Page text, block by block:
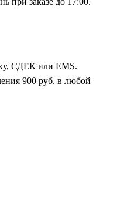
СДЕК или EMS.
900 руб. в любой